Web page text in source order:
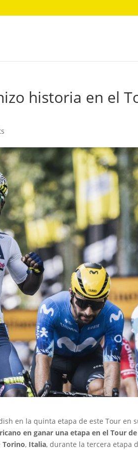
historia en el
en la quinta etapa de este Tour en
en ganar una etapa en el Tour
Torino, Italia, durante la tercera etapa